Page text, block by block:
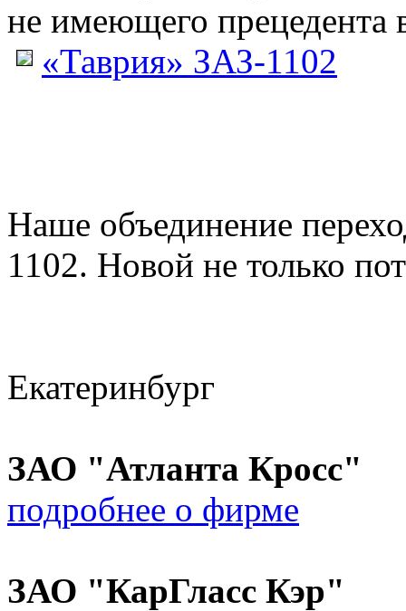
не имеющего прецедента
«Таврия» ЗАЗ-1102
Наше объединение
1102. Новой не только
Екатеринбург
ЗАО "Атланта Кросс"
подробнее о фирме
ЗАО "КарГласс Кэр"